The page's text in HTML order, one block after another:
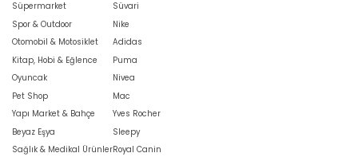
Süpermarket
Spor & Outdoor
Otomobil & Motosiklet
Kitap, Hobi & Eğlence
Oyuncak
Pet Shop
Yapı Market & Bahçe
Beyaz Eşya
Sağlık & Medikal Ürünler
Süvari
Nike
Adidas
Puma
Nivea
Mac
Yves Rocher
Sleepy
Royal Canin